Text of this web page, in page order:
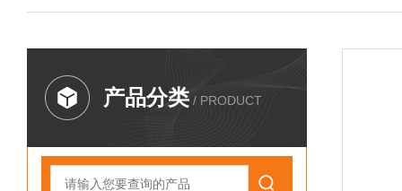
产品分类 / PRODUCT